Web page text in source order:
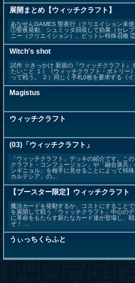
展開まとめ【ウィッチクラフト】
あなせんGAMES 聖夜行（クリエイション未
①聖夜発動、シュミッタ回収して効果（セレ
ニー（クリエイション）、ピットレ特殊召喚
Witch's shot
試作 ☆きっかけ 新規の『ウィッチクラフト』
たいこと １）《ウィッチクラフト・ポトリー
って戦う。 ２）同じく手札0枚を要求する《
Magistus
ウィッチクラフト
(03)「ウィッチクラフト」
「ウィッチクラフト」デッキの紹介です。こ
クラフト・コンフュージョン」や「融合派兵
ンギニョル」を相手に見せることによって特
カルテシア」の...
【ブースター限定】ウィッチクラフト
魔法カードを発動するか、コストにすること
を展開して戦う「ウィッチクラフト」中心の
に革命をもたらす新たなカード達が登場し、
ぞ！ ...
うぃっちくらふと